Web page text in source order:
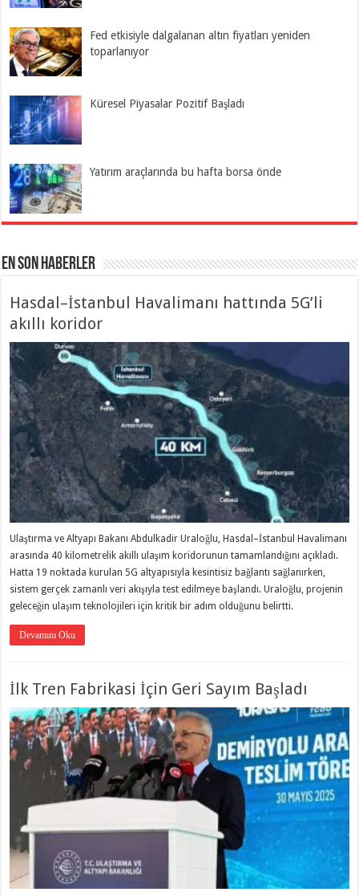
Fed etkisiyle dalgalanan altın fiyatları yeniden
toparlanıyor
Küresel Piyasalar Pozitif Başladı
Yatırım araçlarında bu hafta borsa önde
En Son Haberler
Hasdal–İstanbul Havalimanı hattında 5G’li
akıllı koridor
Ulaştırma ve Altyapı Bakanı Abdulkadir Uraloğlu, Hasdal–İstanbul Havalimanı
arasında 40 kilometrelik akıllı ulaşım koridorunun tamamlandığını açıkladı.
Hatta 19 noktada kurulan 5G altyapısıyla kesintisiz bağlantı sağlanırken,
sistem gerçek zamanlı veri akışıyla test edilmeye başlandı. Uraloğlu, projenin
geleceğin ulaşım teknolojileri için kritik bir adım olduğunu belirtti.
Devamını Oku
İlk Tren Fabrikasi İçin Geri Sayım Başladı